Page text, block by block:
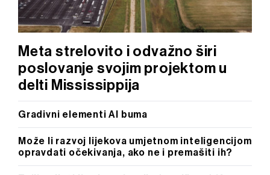
Meta strelovito i odvažno širi
poslovanje svojim projektom u
delti Mississippija
Gradivni elementi AI buma
Može li razvoj lijekova ​​umjetnom inteligencijom
opravdati očekivanja, ako ne i premašiti ih?